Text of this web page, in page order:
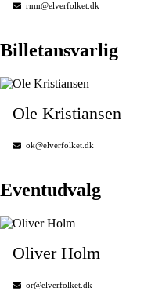
rnm@elverfolket.dk
Billetansvarlig
Ole Kristiansen
ok@elverfolket.dk
Eventudvalg
Oliver Holm
or@elverfolket.dk